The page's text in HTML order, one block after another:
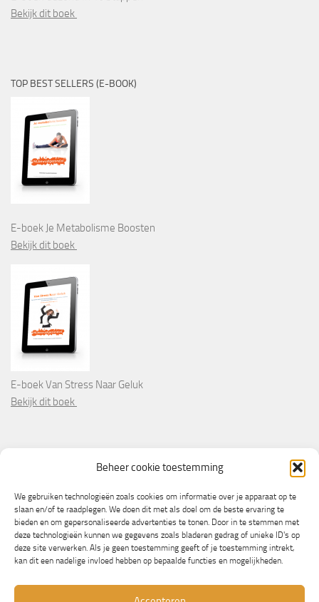
Beheer cookie toestemming
We gebruiken technologieën zoals cookies om informatie over je apparaat op te
slaan en/of te raadplegen. We doen dit met als doel om de beste ervaring te
bieden en om gepersonaliseerde advertenties te tonen. Door in te stemmen met
deze technologieën kunnen we gegevens zoals bladeren gedrag of unieke ID's op
deze site verwerken. Als je geen toestemming geeft of je toestemming intrekt,
kan dit een nadelige invloed hebben op bepaalde functies en mogelijkheden.
Bekijk dit boek
TOP BEST SELLERS (E-BOOK)
E-boek Je Metabolisme Boosten
Bekijk dit boek
E-boek Van Stress Naar Geluk
Bekijk dit boek